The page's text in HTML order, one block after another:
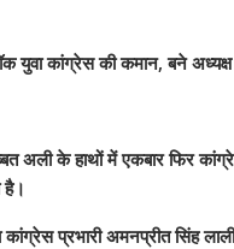
युवा कांग्रेस की कमान, बने अध्यक्ष
अली के हाथों में एकबार फिर
है।
प्रभारी अमनप्रीत सिंह